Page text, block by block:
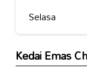
Selasa
Kedai Emas